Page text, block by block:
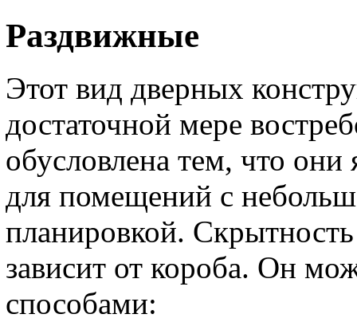
Раздвижные
Этот вид дверных
достаточной мере
обусловлена тем, что
для помещений с
планировкой.
зависит от короба. Он
способами: